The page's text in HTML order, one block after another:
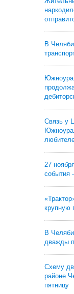
В
Связь у
27
события
крупную
В
дважды
Схему
районе
пятницу